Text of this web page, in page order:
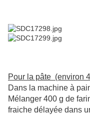
Pour la pâte (environ
Dans la machine à
Mélanger 400 g de
fraiche délayée dans